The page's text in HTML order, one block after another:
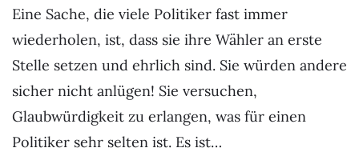
Eine Sache, die viele Politiker fast immer
wiederholen, ist, dass sie ihre Wähler an erste
Stelle setzen und ehrlich sind. Sie würden andere
sicher nicht anlügen! Sie versuchen,
Glaubwürdigkeit zu erlangen, was für einen
Politiker sehr selten ist. Es ist…